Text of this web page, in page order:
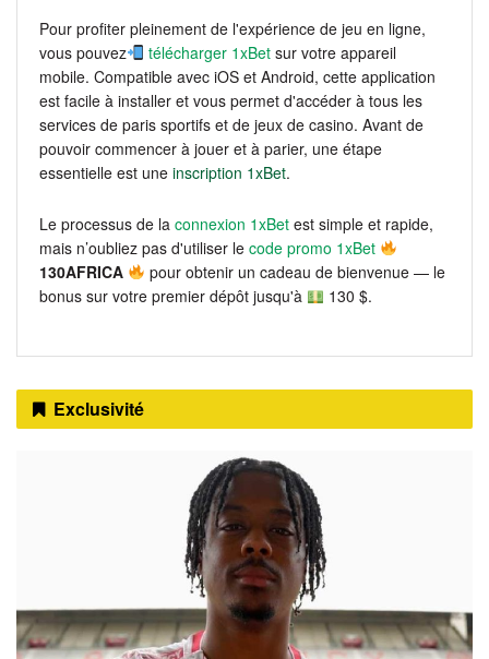
Pour profiter pleinement de l'expérience de jeu en ligne,
vous pouvez
télécharger 1xBet sur votre appareil
mobile. Compatible avec iOS et Android, cette application
est facile à installer et vous permet d'accéder à tous les
services de paris sportifs et de jeux de casino. Avant de
pouvoir commencer à jouer et à parier, une étape
essentielle est une inscription 1xBet.
Le processus de la connexion 1xBet est simple et rapide,
mais n’oubliez pas d'utiliser le code promo 1xBet
130AFRICA
pour obtenir un cadeau de bienvenue — le
bonus sur votre premier dépôt jusqu'à
130 $.
Exclusivité